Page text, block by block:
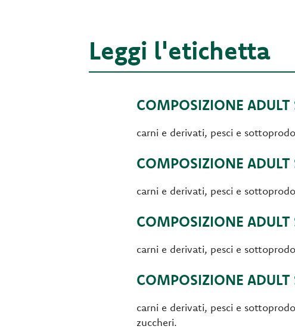
Leggi l'etichetta
COMPOSIZIONE
carni e derivati, pesci e
COMPOSIZIONE
carni e derivati, pesci e
COMPOSIZIONE ADULT
carni e derivati, pesci e
COMPOSIZIONE ADULT
carni e derivati, pesci e
zuccheri.